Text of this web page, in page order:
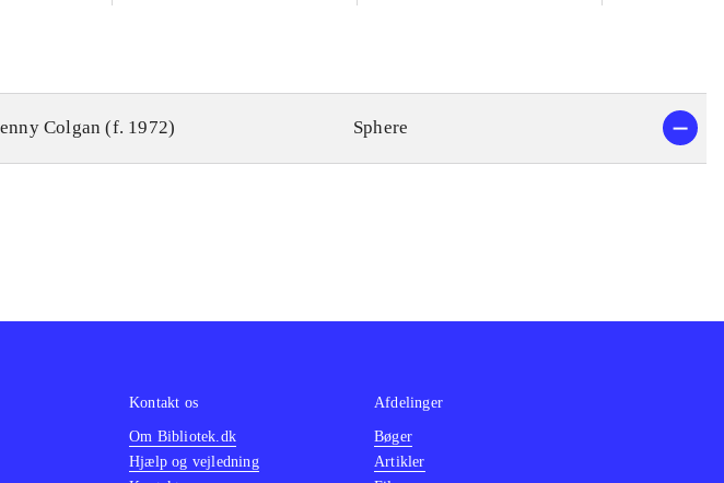
Colgan (f. 1972) Sphere
Kontakt os
Om Bibliotek.dk
Hjælp og vejledning
Afdelinger
Bøger
Artikler